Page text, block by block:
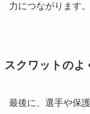
力につながります。
スクワットのよ
最後に、選手や保